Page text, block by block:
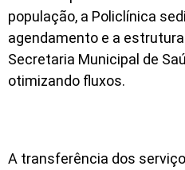
população, a Policlínica
agendamento e a
Secretaria Municipal de
otimizando fluxos.
A transferência dos